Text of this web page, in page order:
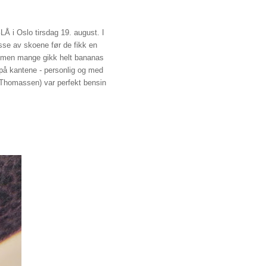
i Oslo tirsdag 19. august. I
av skoene før de fikk en
mange gikk helt bananas
kantene - personlig og med
var perfekt bensin